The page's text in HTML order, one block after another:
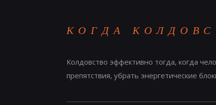
КОГДА
Колдовство эффективно тогда, когда
препятствия, убрать энергетические